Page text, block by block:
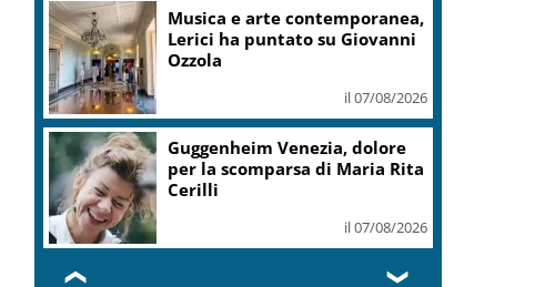
Musica e arte contemporanea,
Lerici ha puntato su Giovanni
Ozzola
il 07/08/2026
Guggenheim Venezia, dolore
per la scomparsa di Maria Rita
Cerilli
il 07/08/2026
❮ ❯